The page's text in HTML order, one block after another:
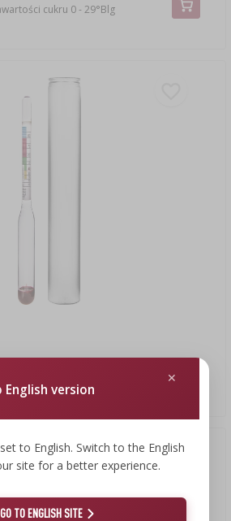
cukru 0 - 29°Blg
version
to English. Switch to the English
site for a better experience.
GO TO ENGLISH SITE